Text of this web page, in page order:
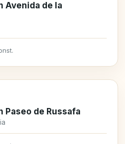
Avenida de la
Paseo de Russafa